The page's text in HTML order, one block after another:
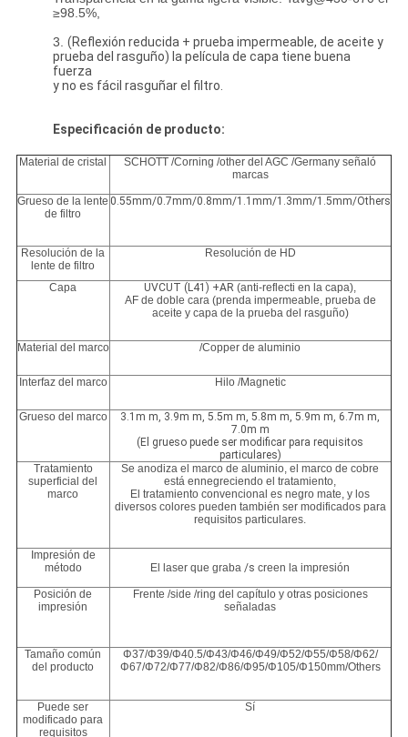
≥98.5%,
3. (Reflexión reducida + prueba impermeable, de aceite y
prueba del rasguño) la película de capa tiene buena
fuerza
y no es fácil rasguñar el filtro.
Especificación de producto:
Material de cristal
SCHOTT /Corning /other del AGC /Germany señaló
marcas
Grueso de la lente
de filtro
0.55mm/0.7mm/0.8mm/1.1mm/1.3mm/1.5mm/Others
Resolución de la
lente de filtro
Resolución de HD
Capa UVCUT (L41) +AR(anti-reflecti en la capa),
AF de doble cara (prenda impermeable, prueba de
aceite y capa de la prueba del rasguño)
Material del marco /Copper de aluminio
Interfaz del marco Hilo /Magnetic
Grueso del marco
3.1m m, 3.9m m, 5.5m m, 5.8m m, 5.9m m, 6.7m m,
7.0m m
(El grueso puede ser modificar para requisitos
particulares)
Tratamiento
superficial del
marco
Se anodiza el marco de aluminio, el marco de cobre
está ennegreciendo el tratamiento,
El tratamiento convencional es negro mate, y los
diversos colores pueden también ser modificados para
requisitos particulares.
Impresión de
método
El laser que graba /screen la impresión
Posición de
impresión
Frente /side /ring del capítulo y otras posiciones
señaladas
Tamaño común
del producto
Φ37/Φ39/Φ40.5/Φ43/Φ46/Φ49/Φ52/Φ55/Φ58/Φ62/
Φ67/Φ72/Φ77/Φ82/Φ86/Φ95/Φ105/Φ150mm/Others
Puede ser
modificado para
requisitos
Sí